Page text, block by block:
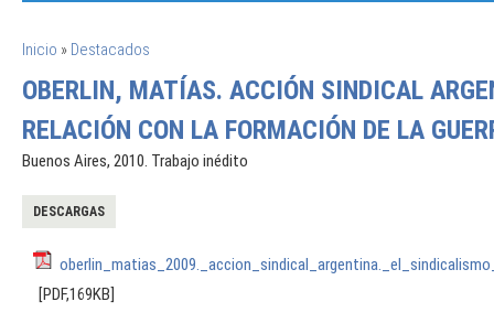
SE ENCUENTRA USTED AQUÍ
Inicio » Destacados
OBERLIN, MATÍAS. ACCIÓN SINDICAL
RELACIÓN CON LA FORMACIÓN DE LA
Buenos Aires, 2010. Trabajo inédito
DESCARGAS
[PDF,169KB]